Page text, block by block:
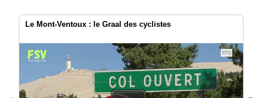
Le Mont-Ventoux : le Graal des cyclistes